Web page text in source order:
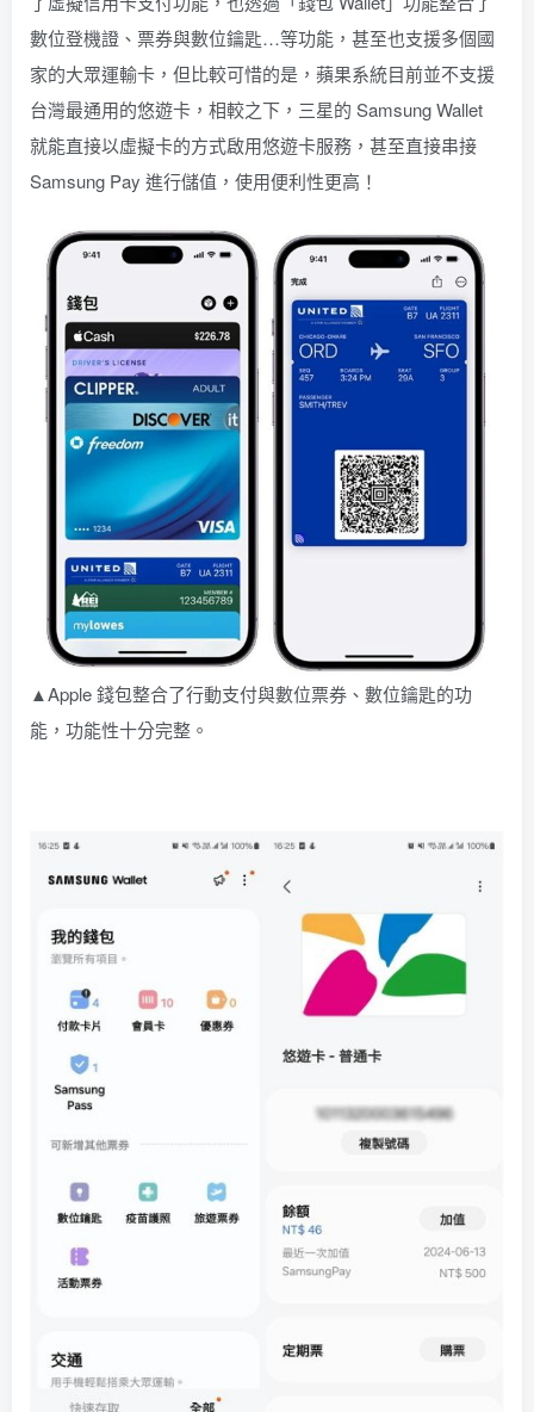
數位登機證、票券與數位鑰匙…等功能，甚至也支援多個國
家的大眾運輸卡，但比較可惜的是，蘋果系統目前並不支援
台灣最通用的悠遊卡，相較之下，三星的 Samsung Wallet
就能直接以虛擬卡的方式啟用悠遊卡服務，甚至直接串接
Samsung Pay 進行儲值，使用便利性更高！
▲Apple 錢包整合了行動支付與數位票券、數位鑰匙的功
能，功能性十分完整。